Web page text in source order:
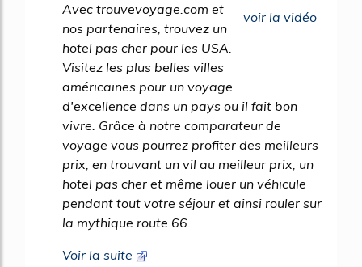
voir la vidéo
Avec trouvevoyage.com et
nos partenaires, trouvez un
hotel pas cher pour les USA.
Visitez les plus belles villes
américaines pour un voyage
d'excellence dans un pays ou il fait bon
vivre. Grâce à notre comparateur de
voyage vous pourrez profiter des meilleurs
prix, en trouvant un vil au meilleur prix, un
hotel pas cher et même louer un véhicule
pendant tout votre séjour et ainsi rouler sur
la mythique route 66.
Voir la suite